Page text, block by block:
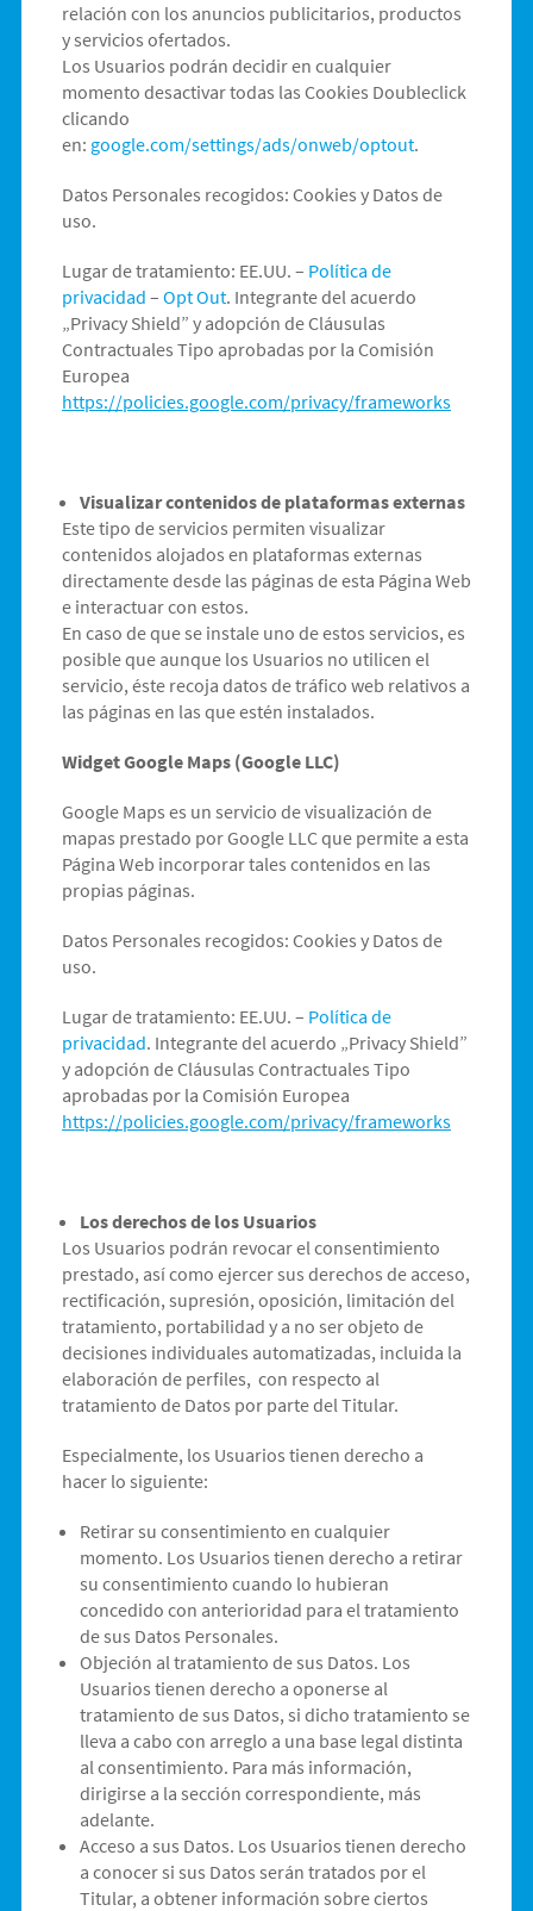
relación con los anuncios publicitarios, productos
y servicios ofertados.
Los Usuarios podrán decidir en cualquier
momento desactivar todas las Cookies Doubleclick
clicando
en: google.com/settings/ads/onweb/optout.
Datos Personales recogidos: Cookies y Datos de
uso.
Lugar de tratamiento: EE.UU. – Política de
privacidad – Opt Out. Integrante del acuerdo
„Privacy Shield” y adopción de Cláusulas
Contractuales Tipo aprobadas por la Comisión
Europea
https://policies.google.com/privacy/frameworks
Visualizar contenidos de plataformas externas
Este tipo de servicios permiten visualizar
contenidos alojados en plataformas externas
directamente desde las páginas de esta Página Web
e interactuar con estos.
En caso de que se instale uno de estos servicios, es
posible que aunque los Usuarios no utilicen el
servicio, éste recoja datos de tráfico web relativos a
las páginas en las que estén instalados.
Widget Google Maps (Google LLC)
Google Maps es un servicio de visualización de
mapas prestado por Google LLC que permite a esta
Página Web incorporar tales contenidos en las
propias páginas.
Datos Personales recogidos: Cookies y Datos de
uso.
Lugar de tratamiento: EE.UU. – Política de
privacidad. Integrante del acuerdo „Privacy Shield”
y adopción de Cláusulas Contractuales Tipo
aprobadas por la Comisión Europea
https://policies.google.com/privacy/frameworks
Los derechos de los Usuarios
Los Usuarios podrán revocar el consentimiento
prestado, así como ejercer sus derechos de acceso,
rectificación, supresión, oposición, limitación del
tratamiento, portabilidad y a no ser objeto de
decisiones individuales automatizadas, incluida la
elaboración de perfiles, con respecto al
tratamiento de Datos por parte del Titular.
Especialmente, los Usuarios tienen derecho a
hacer lo siguiente:
Retirar su consentimiento en cualquier
momento. Los Usuarios tienen derecho a retirar
su consentimiento cuando lo hubieran
concedido con anterioridad para el tratamiento
de sus Datos Personales.
Objeción al tratamiento de sus Datos. Los
Usuarios tienen derecho a oponerse al
tratamiento de sus Datos, si dicho tratamiento se
lleva a cabo con arreglo a una base legal distinta
al consentimiento. Para más información,
dirigirse a la sección correspondiente, más
adelante.
Acceso a sus Datos. Los Usuarios tienen derecho
a conocer si sus Datos serán tratados por el
Titular, a obtener información sobre ciertos